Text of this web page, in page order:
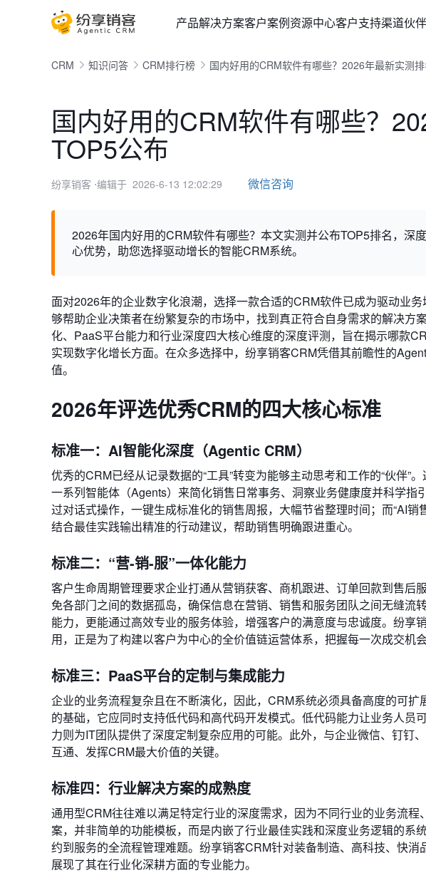
产品解决方案客户案例资源中心客户支持渠道伙伴
CRM 知识问答 CRM排行榜 国内好用的CRM软件有哪些？2026年最新实测
国内好用的CRM软件有哪些？
TOP5公布
纷享销客 ⋅编辑于 2026-6-13 12:02:29 微信咨询
2026年国内好用的CRM软件有哪些？本文实测并公布TOP5排名，深
心优势，助您选择驱动增长的智能CRM系统。
面对2026年的企业数字化浪潮，选择一款合适的CRM软件已成为驱动业
够帮助企业决策者在纷繁复杂的市场中，找到真正符合自身需求的解决方
化、PaaS平台能力和行业深度四大核心维度的深度评测，旨在揭示哪款
实现数字化增长方面。在众多选择中，纷享销客CRM凭借其前瞻性的
值。
2026年评选优秀CRM的四大核心标准
标准一：AI智能化深度（Agentic CRM）
优秀的CRM已经从记录数据的“工具”转变为能够主动思考和工作的“伙伴”
一系列智能体（Agents）来简化销售日常事务、洞察业务健康度并科学指
过对话式操作，一键生成标准化的销售周报，大幅节省整理时间；而“AI
结合最佳实践输出精准的行动建议，帮助销售明确跟进重心。
标准二：“营-销-服”一体化能力
客户生命周期管理要求企业打通从营销获客、商机跟进、订单回款到售后
免各部门之间的数据孤岛，确保信息在营销、销售和服务团队之间无缝流
能力，更能通过高效专业的服务体验，增强客户的满意度与忠诚度。纷享
用，正是为了构建以客户为中心的全价值链运营体系，把握每一次成交机会
标准三：PaaS平台的定制与集成能力
企业的业务流程复杂且在不断演化，因此，CRM系统必须具备高度的可
的基础，它应同时支持低代码和高代码开发模式。低代码能力让业务人员
力则为IT团队提供了深度定制复杂应用的可能。此外，与企业微信、钉钉
互通、发挥CRM最大价值的关键。
标准四：行业解决方案的成熟度
通用型CRM往往难以满足特定行业的深度需求，因为不同行业的业务流
案，并非简单的功能模板，而是内嵌了行业最佳实践和深度业务逻辑的系
约到服务的全流程管理难题。纷享销客CRM针对装备制造、高科技、快消
展现了其在行业化深耕方面的专业能力。